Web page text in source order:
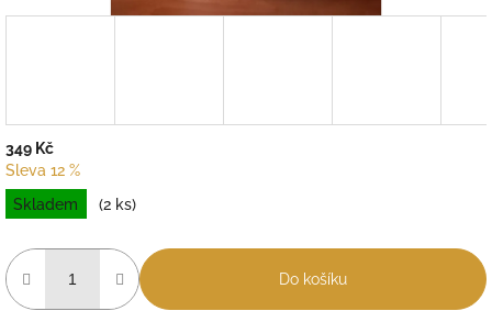
349 Kč
Sleva 12 %
Měrná
cena:
Skladem (2 ks)
Do košíku